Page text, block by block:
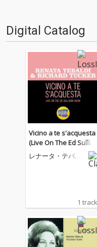
Digital Catalog
Vicino a te s'acquesta
(Live On The Ed Sulliva
n Show, March 10, 195
7)
レナータ・テバル
1 track